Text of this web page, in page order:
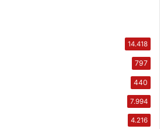
14.418
797
440
7.994
4.216